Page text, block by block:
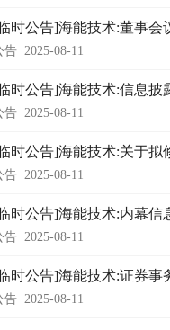
时公告]海能技术:董事会
告 2025-08-11
时公告]海能技术:信息披
告 2025-08-11
时公告]海能技术:关于拟
告 2025-08-11
时公告]海能技术:内幕信
告 2025-08-11
时公告]海能技术:证券事
告 2025-08-11